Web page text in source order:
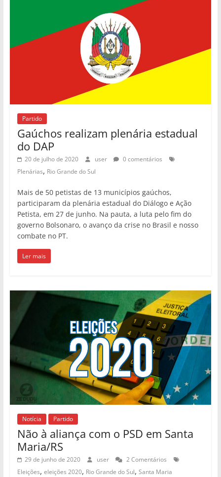
Partido
Gaúchos realizam plenária estadual
do DAP
20 de julho de 2020 user
0 comentários
Plenárias, Rio Grande do Sul
Mais de 50 petistas de 13 municípios gaúchos,
participaram da plenária estadual do Diálogo e Ação
Petista, em 27 de junho. Na pauta, a luta pelo fim do
governo Bolsonaro, o avanço da crise no Brasil e nosso
combate no PT.
Ler mais
Notícia Partido
Não à aliança com o PSD em Santa
Maria/RS
29 de junho de 2020 user
2 Comentários
Eleições, eleições 2020, Rio Grande do Sul, Santa Maria